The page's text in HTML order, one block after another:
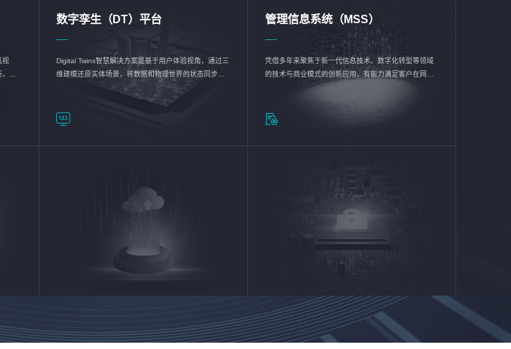
视
持
开放
数字孪生（DT）平台
Digital Twins智慧解决方案是基于用户体验视角，通过三
维建模还原实体场景，将数据和物理世界的状态同步呈
现，使用户对关键数据有更直观的感受，推动各行业完
成智能化转型，实现新旧动能的转换
管理信息系统（MSS）
凭借多年来聚焦于新一代信息技术、数字化转型等领域
的技术与商业模式的创新应用，有能力满足客户在网络
优化、运营维护和信息安全防护等方面的需求，为客户